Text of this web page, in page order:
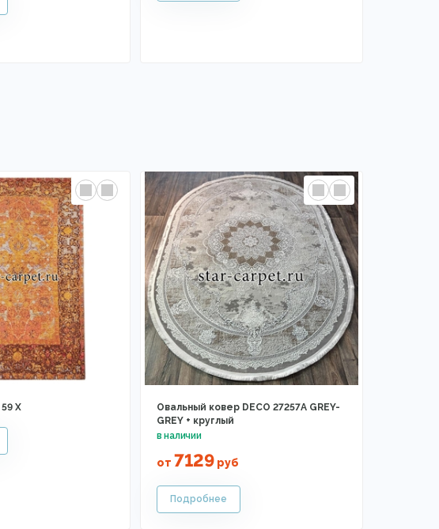
X
Овальный ковер DECO 27257A GREY-
GREY + круглый
от 7129руб